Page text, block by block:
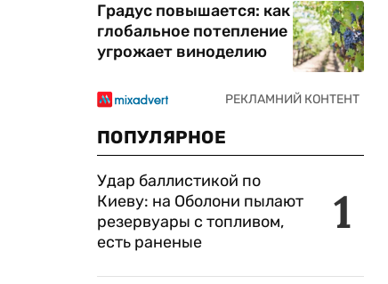
Градус повышается: как
глобальное потепление
угрожает виноделию
ПОПУЛЯРНОЕ
1
Удар баллистикой по
Киеву: на Оболони пылают
резервуары с топливом,
есть раненые